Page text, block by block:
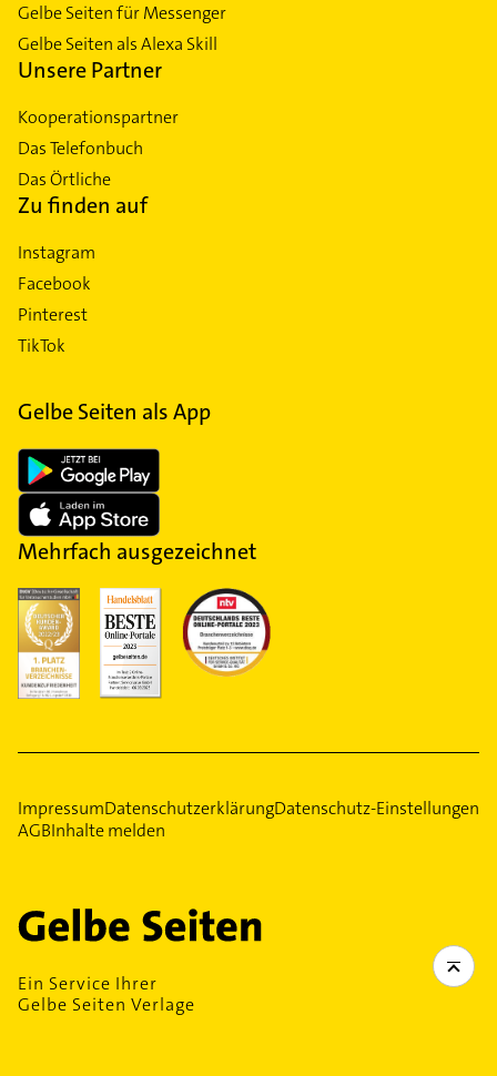
Gelbe Seiten für Messenger
Gelbe Seiten als Alexa Skill
Unsere Partner
Kooperationspartner
Das Telefonbuch
Das Örtliche
Zu finden auf
Instagram
Facebook
Pinterest
TikTok
Gelbe Seiten als App
Mehrfach ausgezeichnet
ImpressumDatenschutzerklärungDatenschutz-Einstellungen
AGBInhalte melden
Ein Service Ihrer
Gelbe Seiten Verlage